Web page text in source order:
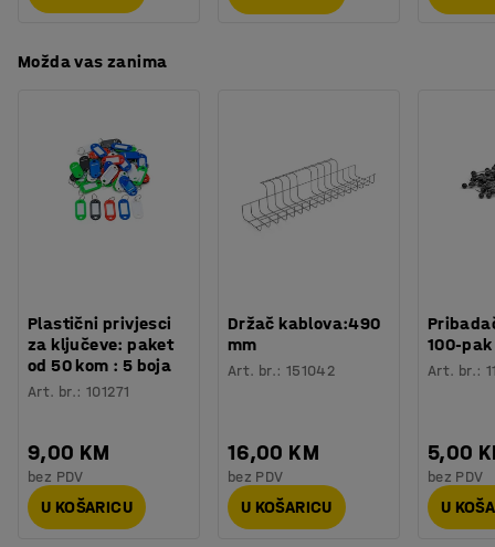
Možda vas zanima
Plastični privjesci
za ključeve: paket
od 50 kom : 5 boja
Art. br.:101271
9,00 KM
bez PDV
U KOŠARICU
Držač kablova:490
mm
Art. br.: 151042
16,00 KM
bez PDV
U KOŠARICU
100-pak
Art. br.:
5,00
bez PDV
U